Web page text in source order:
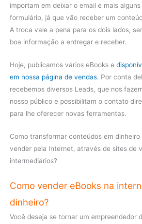
importam em deixar o email e mais
formulário, já que vão receber um
A troca vale a pena para os dois lados,
boa informação a entregar e receber.
Hoje, publicamos vários eBooks e
em nossa página de vendas. Por conta
recebemos diversos Leads, que nos
nosso público e possibilitam o contato
para lhe oferecer novas ferramentas.
Como transformar conteúdos em dinheiro
vender pela Internet, através de sites de
intermediários?
Como vender eBooks na
dinheiro?
Você deseja se tornar um empreendedor